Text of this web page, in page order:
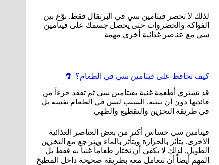
لذلك لا تحصر فيتامين سي في البرتقال فقط. نوّع بين
الفواكه والخضروات حتى يحصل جسمك على فيتامين
سي مع عناصر غذائية أخرى مهمة
كيف تحافظ على فيتامين سي في الطعام؟ 🥦
قد تشتري أطعمة غنية بفيتامين سي ثم تفقد جزءاً من
فائدتها دون أن تنتبه. السبب ليس في الطعام نفسه بل
في طريقة التخزين والتقطيع والطهي
فيتامين سي حساس أكثر من بعض العناصر الغذائية
الأخرى. يتأثر بالحرارة ويتأثر بالماء ويتراجع مع التخزين
الطويل. لذلك لا يكفي أن تختار طعاماً غنياً به فقط بل
المهم أيضاً أن تتعامل معه بطريقة صحيحة داخل المطبخ